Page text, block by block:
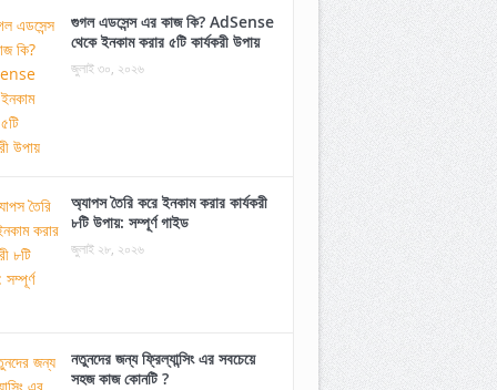
গুগল এডসেন্স এর কাজ কি? AdSense
থেকে ইনকাম করার ৫টি কার্যকরী উপায়
জুলাই ৩০, ২০২৬
অ্যাপস তৈরি করে ইনকাম করার কার্যকরী
৮টি উপায়: সম্পূর্ণ গাইড
জুলাই ২৮, ২০২৬
নতুনদের জন্য ফ্রিল্যান্সিং এর সবচেয়ে
সহজ কাজ কোনটি ?